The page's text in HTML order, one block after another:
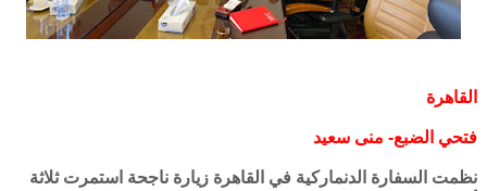
القاهرة
فتحي الضبع- منى سعيد
نظمت السفارة الدنماركية في القاهرة زيارة ناجحة استمرت ثلاثة